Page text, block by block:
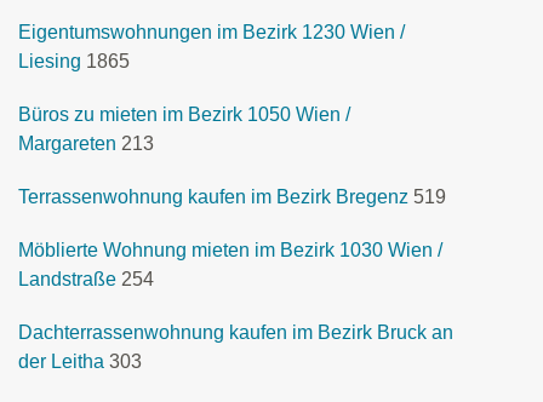
Eigentumswohnungen im Bezirk 1230 Wien /
Liesing 1865
Büros zu mieten im Bezirk 1050 Wien /
Margareten 213
Terrassenwohnung kaufen im Bezirk Bregenz 519
Möblierte Wohnung mieten im Bezirk 1030 Wien /
Landstraße 254
Dachterrassenwohnung kaufen im Bezirk Bruck an
der Leitha 303